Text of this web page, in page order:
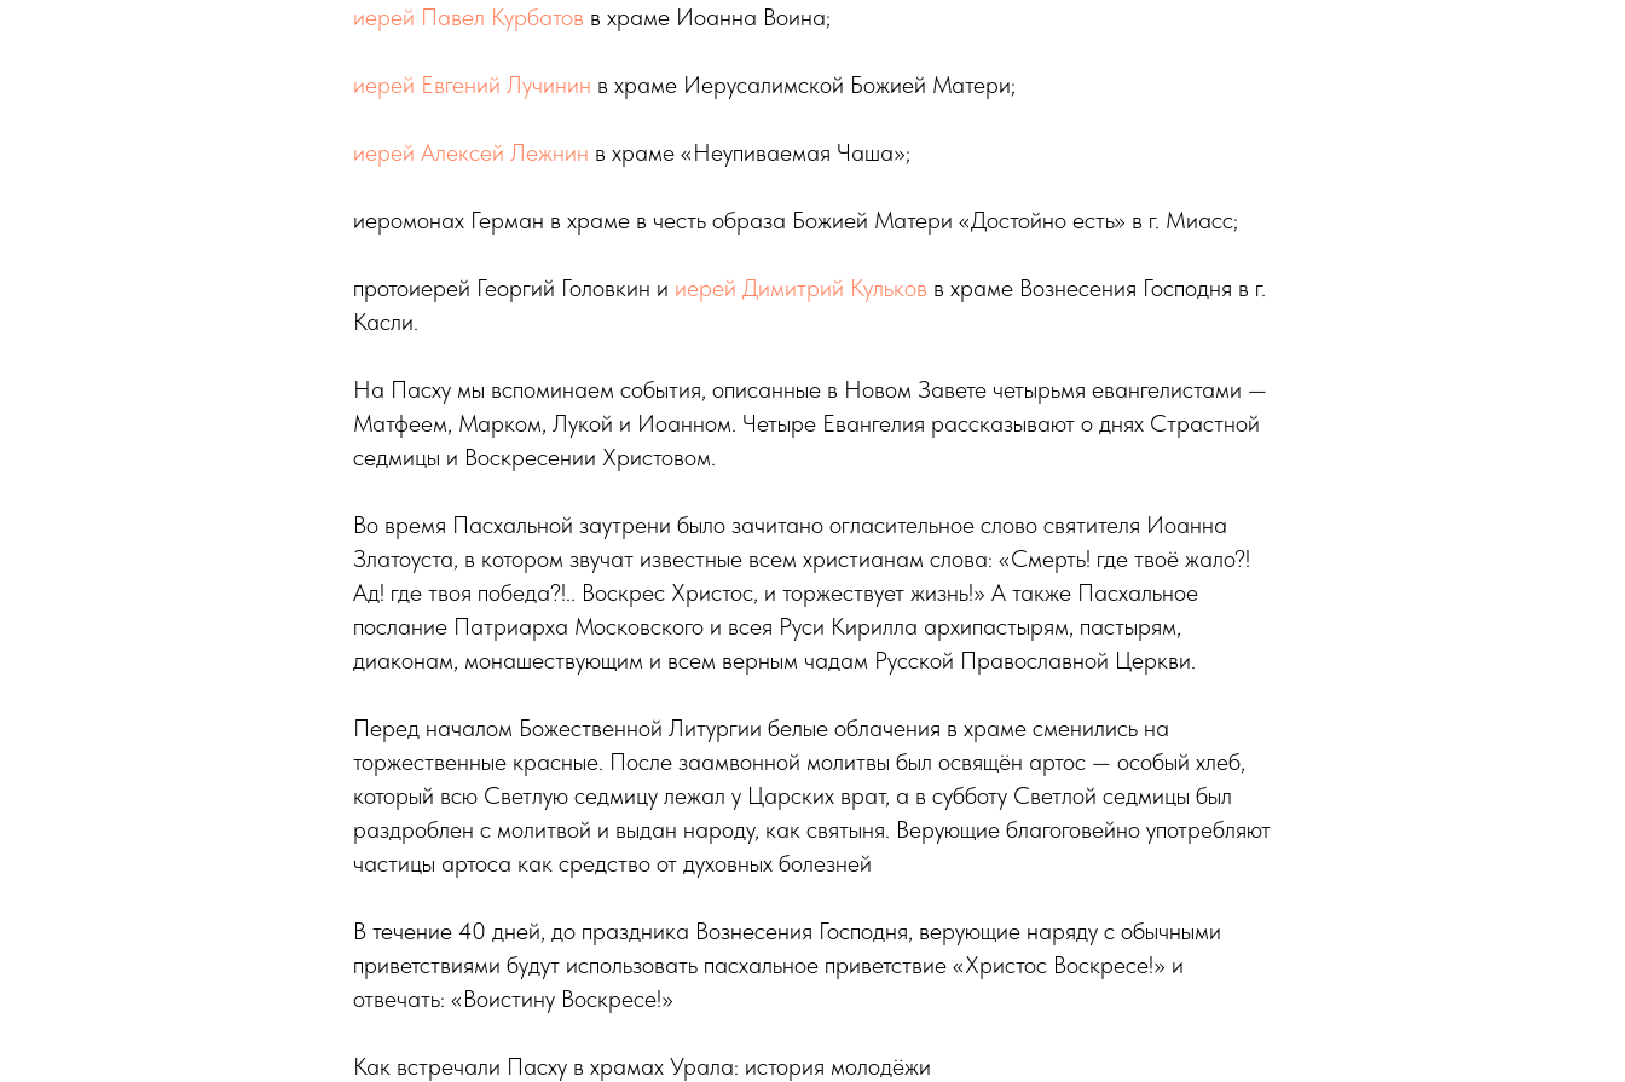
иерей Павел Курбатов в храме Иоанна Воина;
иерей Евгений Лучинин в храме Иерусалимской Божией Матери;
иерей Алексей Лежнин в храме «Неупиваемая Чаша»;
иеромонах Герман в храме в честь образа Божией Матери «Достойно есть» в г. Миасс;
протоиерей Георгий Головкин и иерей Димитрий Кульков в храме Вознесения Господня в г.
Касли.
На Пасху мы вспоминаем события, описанные в Новом Завете четырьмя евангелистами —
Матфеем, Марком, Лукой и Иоанном. Четыре Евангелия рассказывают о днях Страстной
седмицы и Воскресении Христовом.
Во время Пасхальной заутрени было зачитано огласительное слово святителя Иоанна
Златоуста, в котором звучат известные всем христианам слова: «Смерть! где твоё жало?!
Ад! где твоя победа?!.. Воскрес Христос, и торжествует жизнь!» А также Пасхальное
послание Патриарха Московского и всея Руси Кирилла архипастырям, пастырям,
диаконам, монашествующим и всем верным чадам Русской Православной Церкви.
Перед началом Божественной Литургии белые облачения в храме сменились на
торжественные красные. После заамвонной молитвы был освящён артос — особый хлеб,
который всю Светлую седмицу лежал у Царских врат, а в субботу Светлой седмицы был
раздроблен с молитвой и выдан народу, как святыня. Верующие благоговейно употребляют
частицы артоса как средство от духовных болезней
В течение 40 дней, до праздника Вознесения Господня, верующие наряду с обычными
приветствиями будут использовать пасхальное приветствие «Христос Воскресе!» и
отвечать: «Воистину Воскресе!»
Как встречали Пасху в храмах Урала: история молодёжи